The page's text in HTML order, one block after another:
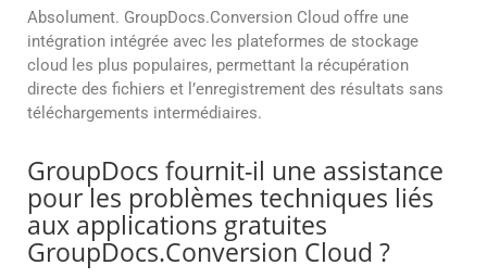
Absolument. GroupDocs.Conversion Cloud offre une
intégration intégrée avec les plateformes de stockage
cloud les plus populaires, permettant la récupération
directe des fichiers et l’enregistrement des résultats sans
téléchargements intermédiaires.
GroupDocs fournit-il une assistance
pour les problèmes techniques liés
aux applications gratuites
GroupDocs.Conversion Cloud ?